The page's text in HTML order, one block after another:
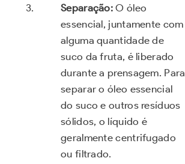
Separação: O óleo
essencial, juntamente com
alguma quantidade de
suco da fruta, é liberado
durante a prensagem. Para
separar o óleo essencial
do suco e outros resíduos
sólidos, o líquido é
geralmente centrifugado
ou filtrado.